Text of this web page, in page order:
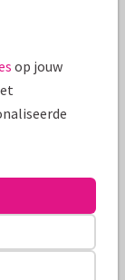
Met ballon in
en hartjes.
te passen
op jouw